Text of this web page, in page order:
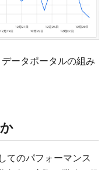
ータポータルの組み
てのパフォーマンス